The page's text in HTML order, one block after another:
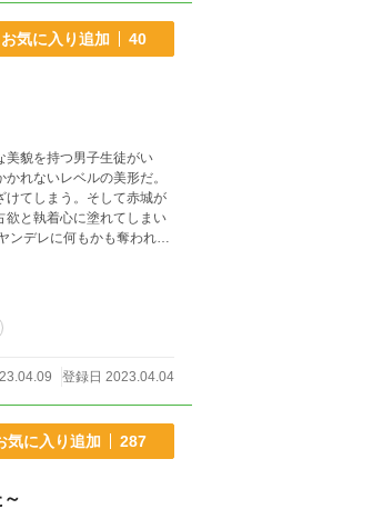
お気に入り追加 40
美貌を持つ男子生徒がい
れないレベルの美形だ。
けてしまう。そして赤城が
登録日 2023.04.04
気に入り追加 287